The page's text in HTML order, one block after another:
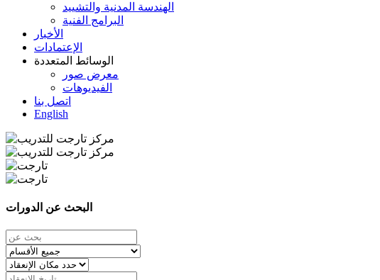
الهندسة المدنية والتشييد
البرامج الفنية
الأخبار
الإعتمادات
الوسائط المتعددة
معرض صور
الفيديوهات
اتصل بنا
English
البحث عن الدورات